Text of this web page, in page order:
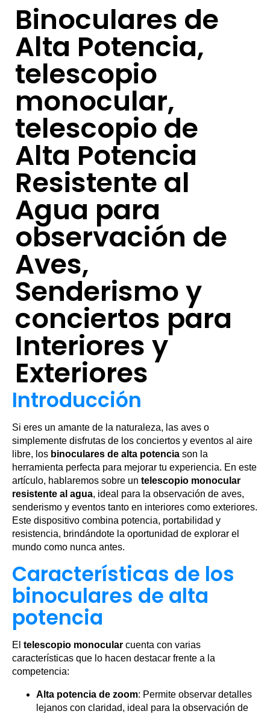
Binoculares de
Alta Potencia,
telescopio
monocular,
telescopio de
Alta Potencia
Resistente al
Agua para
observación de
Aves,
Senderismo y
conciertos para
Interiores y
Exteriores
Introducción
Si eres un amante de la naturaleza, las aves o
simplemente disfrutas de los conciertos y eventos al aire
libre, los binoculares de alta potencia son la
herramienta perfecta para mejorar tu experiencia. En este
artículo, hablaremos sobre un telescopio monocular
resistente al agua, ideal para la observación de aves,
senderismo y eventos tanto en interiores como exteriores.
Este dispositivo combina potencia, portabilidad y
resistencia, brindándote la oportunidad de explorar el
mundo como nunca antes.
Características de los
binoculares de alta
potencia
El telescopio monocular cuenta con varias
características que lo hacen destacar frente a la
competencia:
Alta potencia de zoom: Permite observar detalles
lejanos con claridad, ideal para la observación de